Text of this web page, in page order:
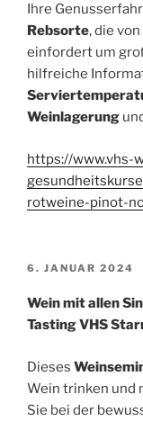
Ihre
Rebsorte, die
einfordert um
hilfreiche
Weinlagerung
https://www.vhs-
rotweine-pinot-
VERÖFFENTLICHT
6. JANUAR 2024
Wein mit allen
Tasting VHS
Dieses
Wein trinken und
Sie bei der